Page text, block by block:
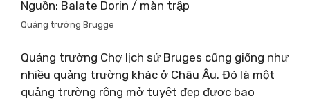
Nguồn: Balate Dorin / màn trập
Quảng trường Brugge
Quảng trường Chợ lịch sử Bruges cũng giống như
nhiều quảng trường khác ở Châu Âu. Đó là một
quảng trường rộng mở tuyệt đẹp được bao